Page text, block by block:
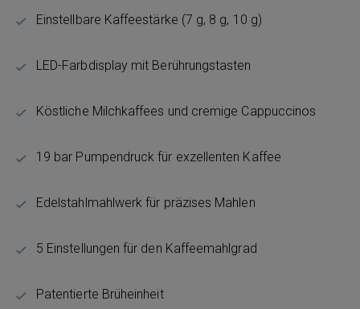
Einstellbare Kaffeestärke (7 g, 8 g, 10 g)
LED-Farbdisplay mit Berührungstasten
Köstliche Milchkaffees und cremige Cappuccinos
19 bar Pumpendruck für exzellenten Kaffee
Edelstahlmahlwerk für präzises Mahlen
5 Einstellungen für den Kaffeemahlgrad
Patentierte Brüheinheit